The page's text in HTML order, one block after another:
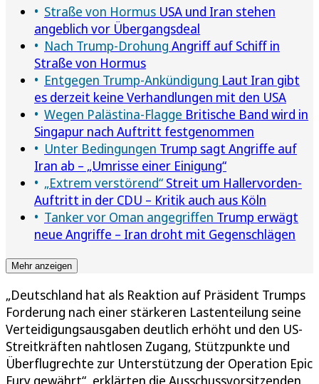
Straße von Hormus USA und Iran stehen
angeblich vor Übergangsdeal
Nach Trump-Drohung Angriff auf Schiff in
Straße von Hormus
Entgegen Trump-Ankündigung Laut Iran gibt
es derzeit keine Verhandlungen mit den USA
Wegen Palästina-Flagge Britische Band wird in
Singapur nach Auftritt festgenommen
Unter Bedingungen Trump sagt Angriffe auf
Iran ab – „Umrisse einer Einigung“
„Extrem verstörend“ Streit um Hallervorden-
Auftritt in der CDU – Kritik auch aus Köln
Tanker vor Oman angegriffen Trump erwägt
neue Angriffe – Iran droht mit Gegenschlägen
Mehr anzeigen
„Deutschland hat als Reaktion auf Präsident Trumps
Forderung nach einer stärkeren Lastenteilung seine
Verteidigungsausgaben deutlich erhöht und den US-
Streitkräften nahtlosen Zugang, Stützpunkte und
Überflugrechte zur Unterstützung der Operation Epic
Fury gewährt“, erklärten die Ausschussvorsitzenden